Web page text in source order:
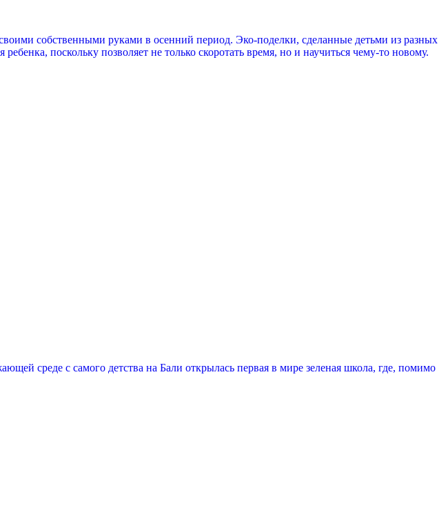
собственными руками в осенний период. Эко-поделки, сделанные детьми из разных
поскольку позволяет не только скоротать время, но и научиться чему-то новому.
среде с самого детства на Бали открылась первая в мире зеленая школа, где, помимо